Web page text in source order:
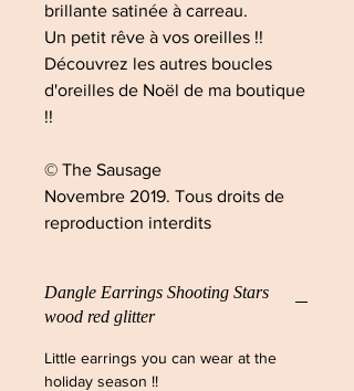
brillante satinée à carreau.
Un petit rêve à vos oreilles !!
Découvrez les autres boucles
d'oreilles de Noël de ma boutique
!!
© The Sausage
Novembre 2019. Tous droits de
reproduction interdits
Dangle Earrings Shooting Stars
wood red glitter
Little earrings you can wear at the
holiday season !!